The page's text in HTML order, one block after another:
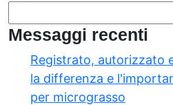
Messaggi recenti
Registrato, autorizzato
la differenza e
per micrograsso